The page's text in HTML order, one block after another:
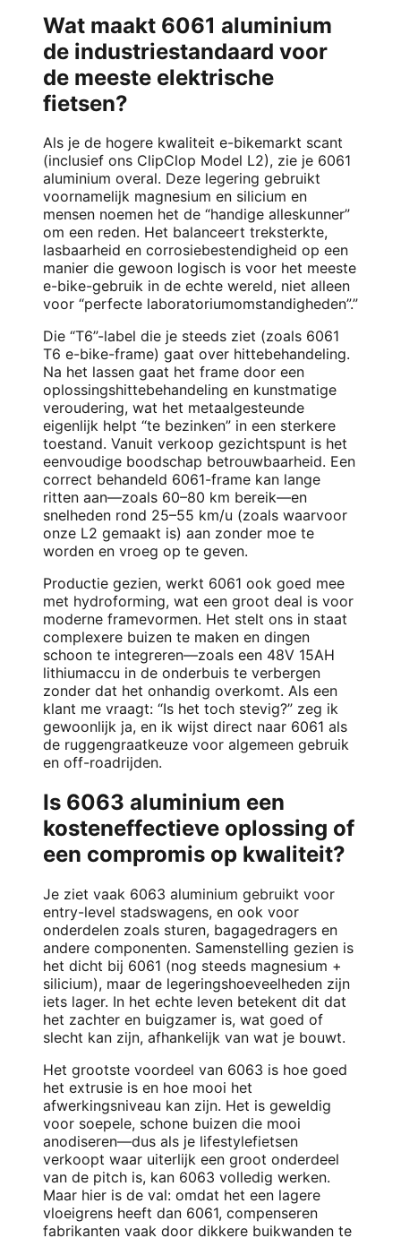
Wat maakt 6061 aluminium
de industriestandaard voor
de meeste elektrische
fietsen?
Als je de hogere kwaliteit e-bikemarkt scant
(inclusief ons ClipClop Model L2), zie je 6061
aluminium overal. Deze legering gebruikt
voornamelijk magnesium en silicium en
mensen noemen het de “handige alleskunner”
om een reden. Het balanceert treksterkte,
lasbaarheid en corrosiebestendigheid op een
manier die gewoon logisch is voor het meeste
e-bike-gebruik in de echte wereld, niet alleen
voor “perfecte laboratoriumomstandigheden”.”
Die “T6”-label die je steeds ziet (zoals 6061
T6 e-bike-frame) gaat over hittebehandeling.
Na het lassen gaat het frame door een
oplossingshittebehandeling en kunstmatige
veroudering, wat het metaalgesteunde
eigenlijk helpt “te bezinken” in een sterkere
toestand. Vanuit verkoop gezichtspunt is het
eenvoudige boodschap betrouwbaarheid. Een
correct behandeld 6061-frame kan lange
ritten aan—zoals 60–80 km bereik—en
snelheden rond 25–55 km/u (zoals waarvoor
onze L2 gemaakt is) aan zonder moe te
worden en vroeg op te geven.
Productie gezien, werkt 6061 ook goed mee
met hydroforming, wat een groot deal is voor
moderne framevormen. Het stelt ons in staat
complexere buizen te maken en dingen
schoon te integreren—zoals een 48V 15AH
lithiumaccu in de onderbuis te verbergen
zonder dat het onhandig overkomt. Als een
klant me vraagt: “Is het toch stevig?” zeg ik
gewoonlijk ja, en ik wijst direct naar 6061 als
de ruggengraatkeuze voor algemeen gebruik
en off-roadrijden.
Is 6063 aluminium een
kosteneffectieve oplossing of
een compromis op kwaliteit?
Je ziet vaak 6063 aluminium gebruikt voor
entry-level stadswagens, en ook voor
onderdelen zoals sturen, bagagedragers en
andere componenten. Samenstelling gezien is
het dicht bij 6061 (nog steeds magnesium +
silicium), maar de legeringshoeveelheden zijn
iets lager. In het echte leven betekent dit dat
het zachter en buigzamer is, wat goed of
slecht kan zijn, afhankelijk van wat je bouwt.
Het grootste voordeel van 6063 is hoe goed
het extrusie is en hoe mooi het
afwerkingsniveau kan zijn. Het is geweldig
voor soepele, schone buizen die mooi
anodiseren—dus als je lifestylefietsen
verkoopt waar uiterlijk een groot onderdeel
van de pitch is, kan 6063 volledig werken.
Maar hier is de val: omdat het een lagere
vloeigrens heeft dan 6061, compenseren
fabrikanten vaak door dikkere buikwanden te